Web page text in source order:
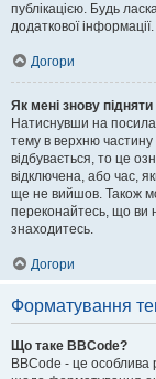
публікацією. Будь
додаткової інформації.
Догори
Як мені знову
Натиснувши на
тему в верхню
відбувається, то це
відключена, або час,
ще не вийшов. Також
переконайтесь, що ви
знаходитесь.
Догори
Форматування
Що таке BBCode?
BBCode - це особлива